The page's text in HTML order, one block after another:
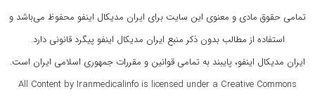
تمامی حقوق مادی و معنوی این سایت برای ایران مدیکال اینفو محفوظ می‌باشد و
استفاده از مطالب بدون ذکر منبع ایران مدیکال اینفو پیگرد قانونی دارد.
ایران مدیکال اینفو، پایبند به تمامی قوانین و مقررات جمهوری اسلامی ایران است.
All Content by Iranmedicalinfo is licensed under a Creative Commons